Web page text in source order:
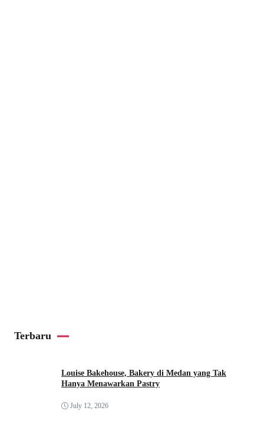
Terbaru
Louise Bakehouse, Bakery di Medan yang Tak
Hanya Menawarkan Pastry
July 12, 2026